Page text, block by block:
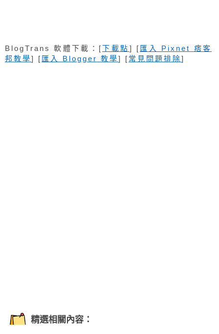
BlogTrans 軟體下載：[下載點 ] [ 匯入 Pixnet 痞客
邦教學] [ 匯入 Blogger 教學] [ 常見問題排除]
精選相關內容：